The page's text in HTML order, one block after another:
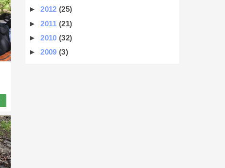
►2012(25)
►2011(21)
►2010(32)
►2009(3)